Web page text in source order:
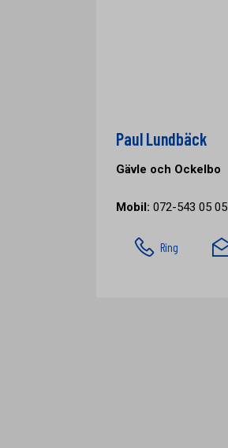
Paul Lundbäck
Gävle och Ockelbo
Mobil: 072-543 05 05
Ring